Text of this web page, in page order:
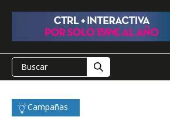
Campañas